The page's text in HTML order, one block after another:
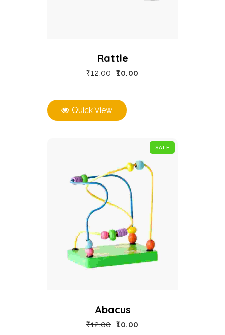
Rattle
₹12.00 10.00
Quick View
SALE
Abacus
₹12.00 10.00